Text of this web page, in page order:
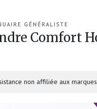
GÉNÉRALISTE
Comfort
non affiliée aux